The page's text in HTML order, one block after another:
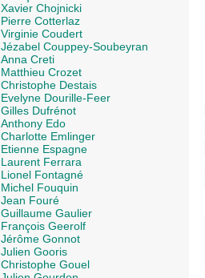
Xavier Chojnicki
Pierre Cotterlaz
Virginie Coudert
Jézabel Couppey-Soubeyran
Anna Creti
Matthieu Crozet
Christophe Destais
Evelyne Dourille-Feer
Gilles Dufrénot
Anthony Edo
Charlotte Emlinger
Etienne Espagne
Laurent Ferrara
Lionel Fontagné
Michel Fouquin
Jean Fouré
Guillaume Gaulier
François Geerolf
Jérôme Gonnot
Julien Gooris
Christophe Gouel